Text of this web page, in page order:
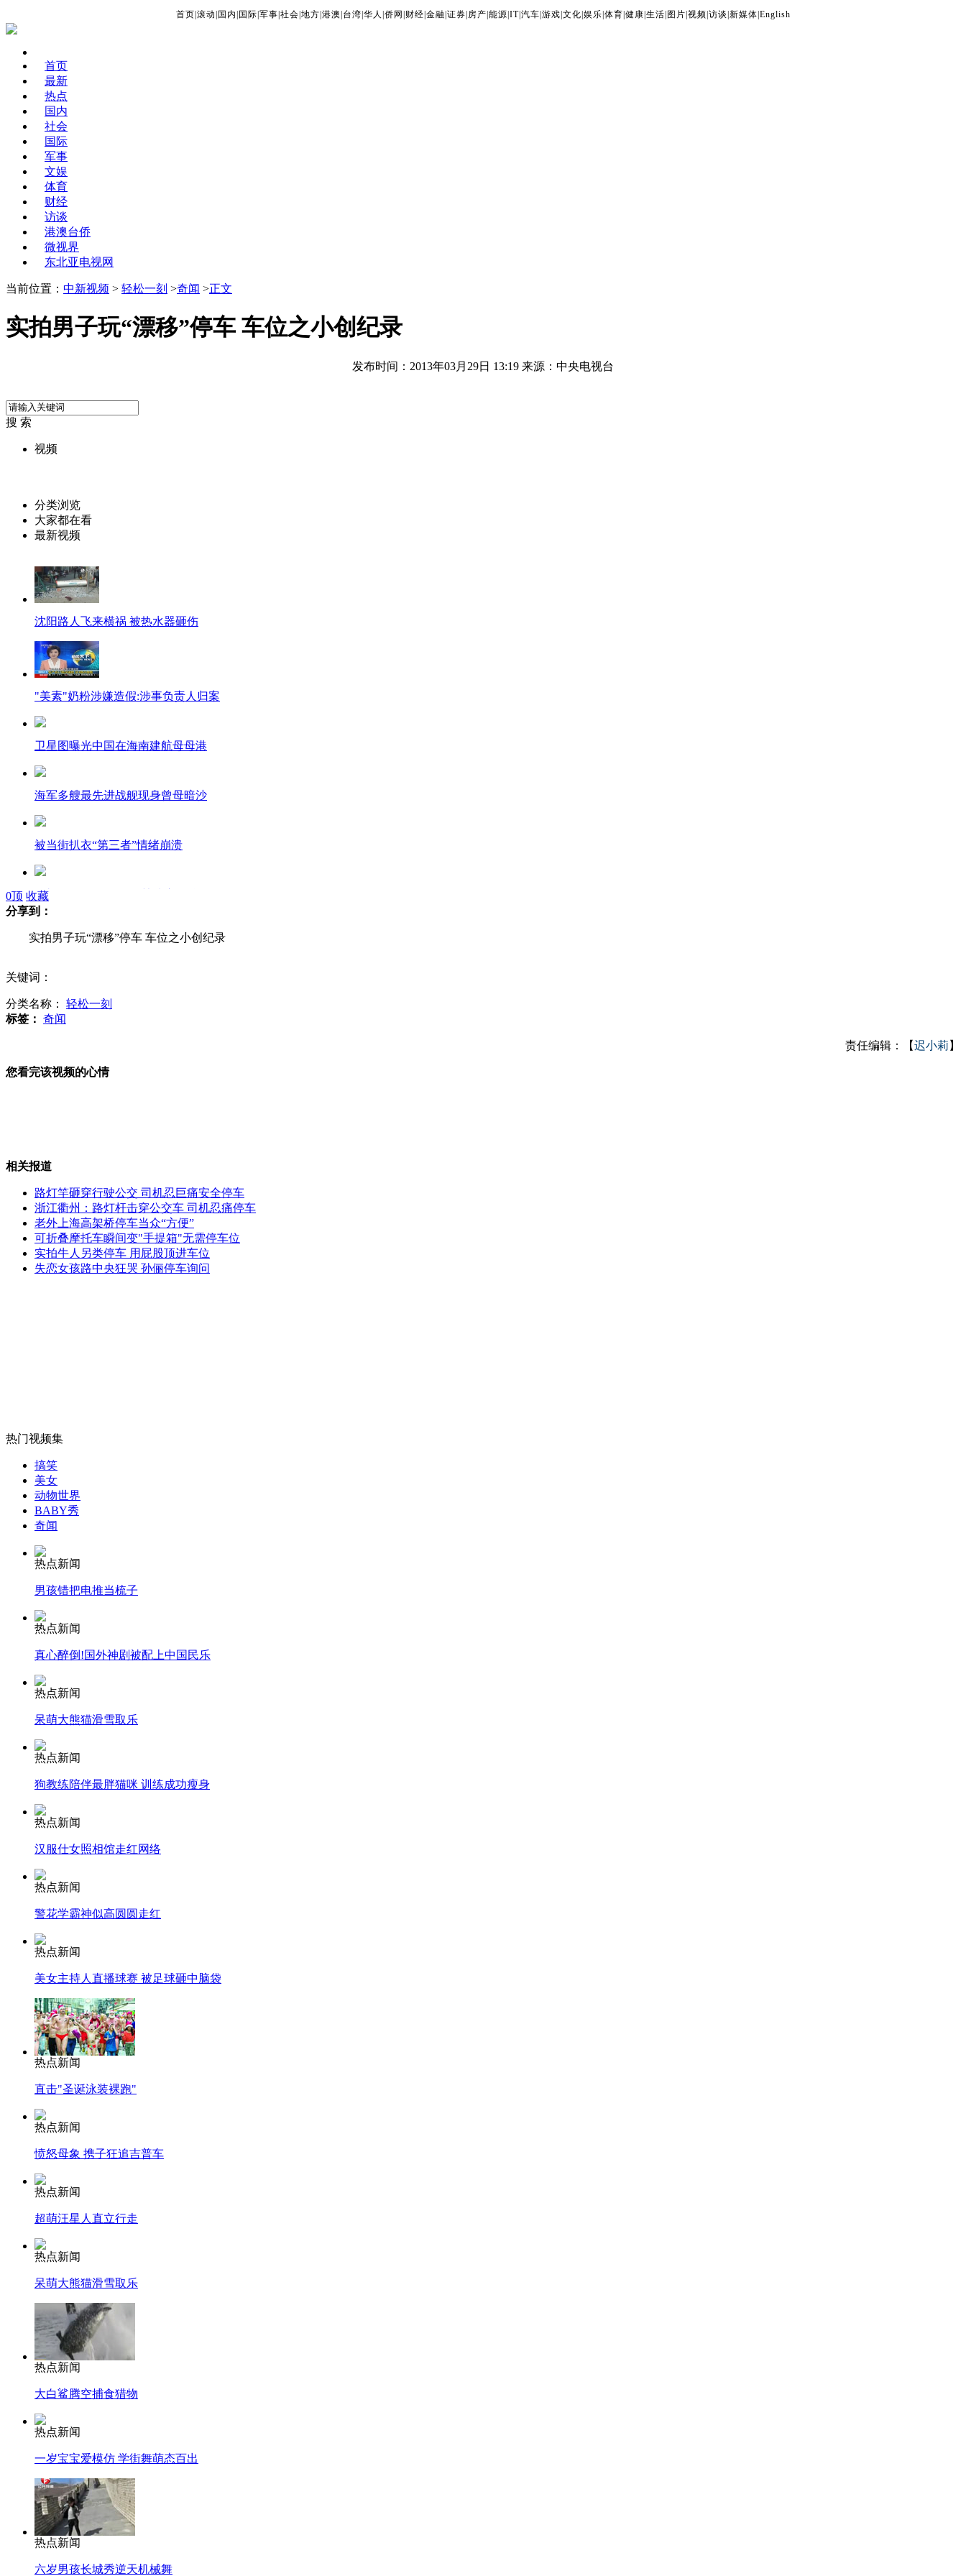
首页 滚动 国内 国际 军事 社会 地方 港澳 台湾 华人 侨网 财经 金融 证券 房产 能源 IT| 汽车 游戏 文化 娱乐 体育 健康 生活 图片 视频 访谈 新媒体 English
首页
最新
热点
国内
社会
国际
军事
文娱
体育
财经
访谈
港澳台侨
微视界
东北亚电视网
当前位置： 中新视频 > 轻松一刻 >奇闻 >正文
实拍男子玩“漂移”停车 车位之小创纪录
发布时间：2013年03月29日 13:19 来源：中央电视台
搜 索
视频
分类浏览
大家都在看
最新视频
沈阳路人飞来横祸 被热水器砸伤
"美素"奶粉涉嫌造假:涉事负责人归案
卫星图曝光中国在海南建航母母港
海军多艘最先进战舰现身曾母暗沙
被当街扒衣“第三者”情绪崩溃
彩礼吓跑男友 女子不甘情变自杀
女子地铁进食 网友欲拍照遭热干面砸头
女子地铁吃热干面被拍照 用面砸拍照者
实拍：90后情侣北京地铁高难度激吻
山西运城恶犬咬伤多人 警民合力深夜将其击毙
外交部：有关国家言论片面不公正
安徽一实载49人客车翻车
走！跟着总书记去植树
消防员救轻生者 花炮节热闹非凡
纽约上演“枕头大战”
司机酒驾遇交警 急速倒车逃窜
0顶 收藏
分享到：
实拍男子玩“漂移”停车 车位之小创纪录
关键词：
分类名称： 轻松一刻
标签： 奇闻
责任编辑：【迟小莉 】
您看完该视频的心情
相关报道
路灯竿砸穿行驶公交 司机忍巨痛安全停车
浙江衢州：路灯杆击穿公交车 司机忍痛停车
老外上海高架桥停车当众“方便”
可折叠摩托车瞬间变"手提箱"无需停车位
实拍牛人另类停车 用屁股顶进车位
失恋女孩路中央狂哭 孙俪停车询问
热门视频集
搞笑
美女
动物世界
BABY秀
奇闻
热点新闻
男孩错把电推当梳子
热点新闻
真心醉倒!国外神剧被配上中国民乐
热点新闻
呆萌大熊猫滑雪取乐
热点新闻
狗教练陪伴最胖猫咪 训练成功瘦身
热点新闻
汉服仕女照相馆走红网络
热点新闻
警花学霸神似高圆圆走红
热点新闻
美女主持人直播球赛 被足球砸中脑袋
热点新闻
直击"圣诞泳装裸跑"
热点新闻
愤怒母象 携子狂追吉普车
热点新闻
超萌汪星人直立行走
热点新闻
呆萌大熊猫滑雪取乐
热点新闻
大白鲨腾空捕食猎物
热点新闻
一岁宝宝爱模仿 学街舞萌态百出
热点新闻
六岁男孩长城秀逆天机械舞